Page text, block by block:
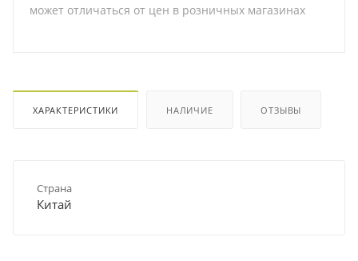
может отличаться от цен в розничных магазинах
ХАРАКТЕРИСТИКИ НАЛИЧИЕ ОТЗЫВЫ
Страна
Китай